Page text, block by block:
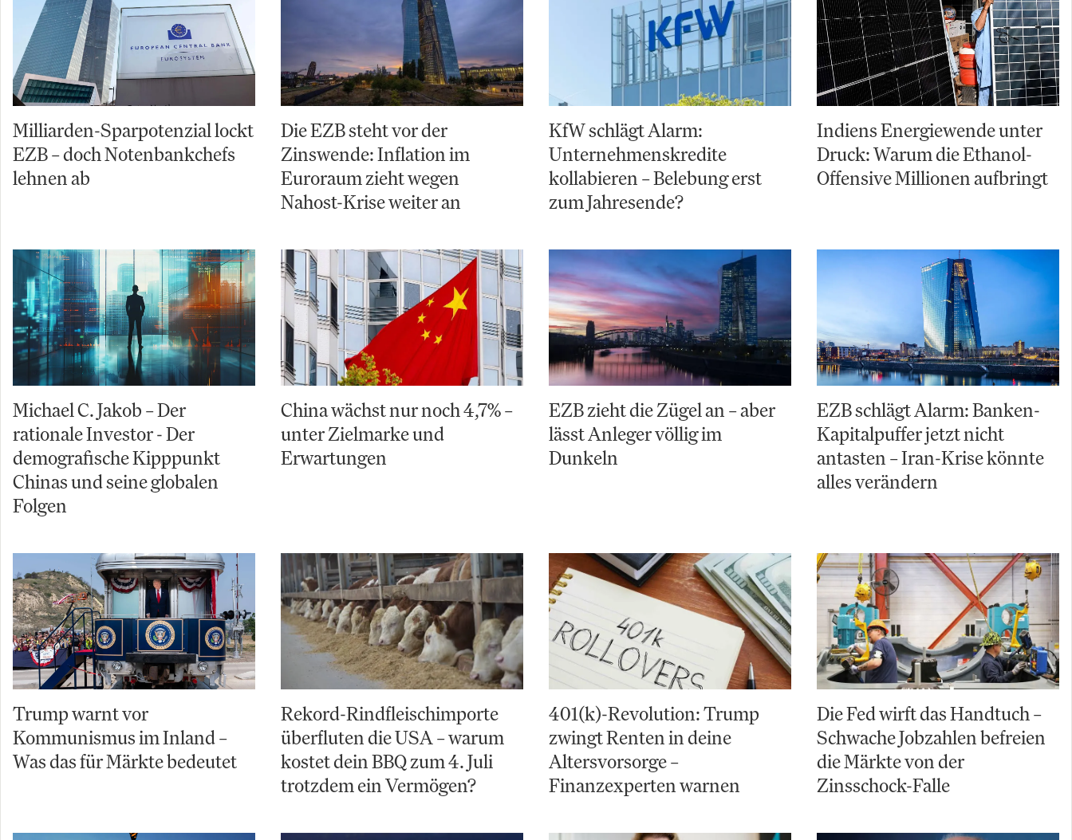
Milliarden-Sparpotenzial lockt
EZB – doch Notenbankchefs
lehnen ab
Die EZB steht vor der
Zinswende: Inflation im
Euroraum zieht wegen
Nahost-Krise weiter an
KfW schlägt Alarm:
Unternehmenskredite
kollabieren – Belebung erst
zum Jahresende?
Indiens Energiewende unter
Druck: Warum die Ethanol-
Offensive Millionen aufbringt
Michael C. Jakob – Der
rationale Investor - Der
demografische Kipppunkt
Chinas und seine globalen
Folgen
China wächst nur noch 4,7% –
unter Zielmarke und
Erwartungen
EZB zieht die Zügel an – aber
lässt Anleger völlig im
Dunkeln
EZB schlägt Alarm: Banken-
Kapitalpuffer jetzt nicht
antasten – Iran-Krise könnte
alles verändern
Trump warnt vor
Kommunismus im Inland –
Was das für Märkte bedeutet
Rekord-Rindfleischimporte
überfluten die USA – warum
kostet dein BBQ zum 4. Juli
trotzdem ein Vermögen?
401(k)-Revolution: Trump
zwingt Renten in deine
Altersvorsorge –
Finanzexperten warnen
Die Fed wirft das Handtuch –
Schwache Jobzahlen befreien
die Märkte von der
Zinsschock-Falle